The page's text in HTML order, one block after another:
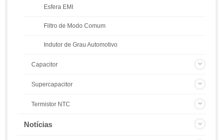
Esfera EMI
Filtro de Modo Comum
Indutor de Grau Automotivo
Capacitor
Supercapacitor
Termistor NTC
Notícias